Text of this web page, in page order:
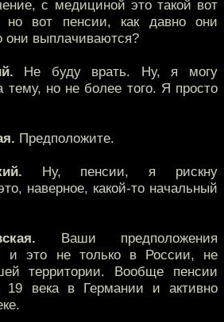
с медициной это такой вот
но вот пенсии, как давно они
они выплачиваются?
Не буду врать. Ну, я могу
тему, но не более того. Я просто
Предположите.
Ну, пенсии, я рискну
наверное, какой-то начальный
Ваши предположения
и это не только в России, не
территории. Вообще пенсии
19 века в Германии и активно